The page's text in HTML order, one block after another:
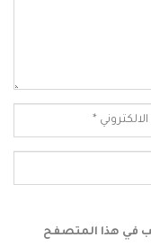
في هذا المتصفح